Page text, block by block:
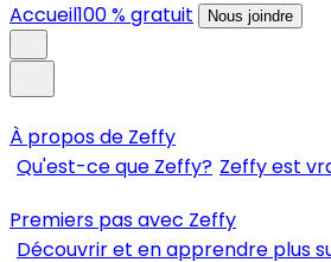
Accueil100 % gratuit Nous joindre
À propos de Zeffy
Qu'est-ce que Zeffy? Zeffy est
Premiers pas avec Zeffy
Découvrir et en apprendre plus